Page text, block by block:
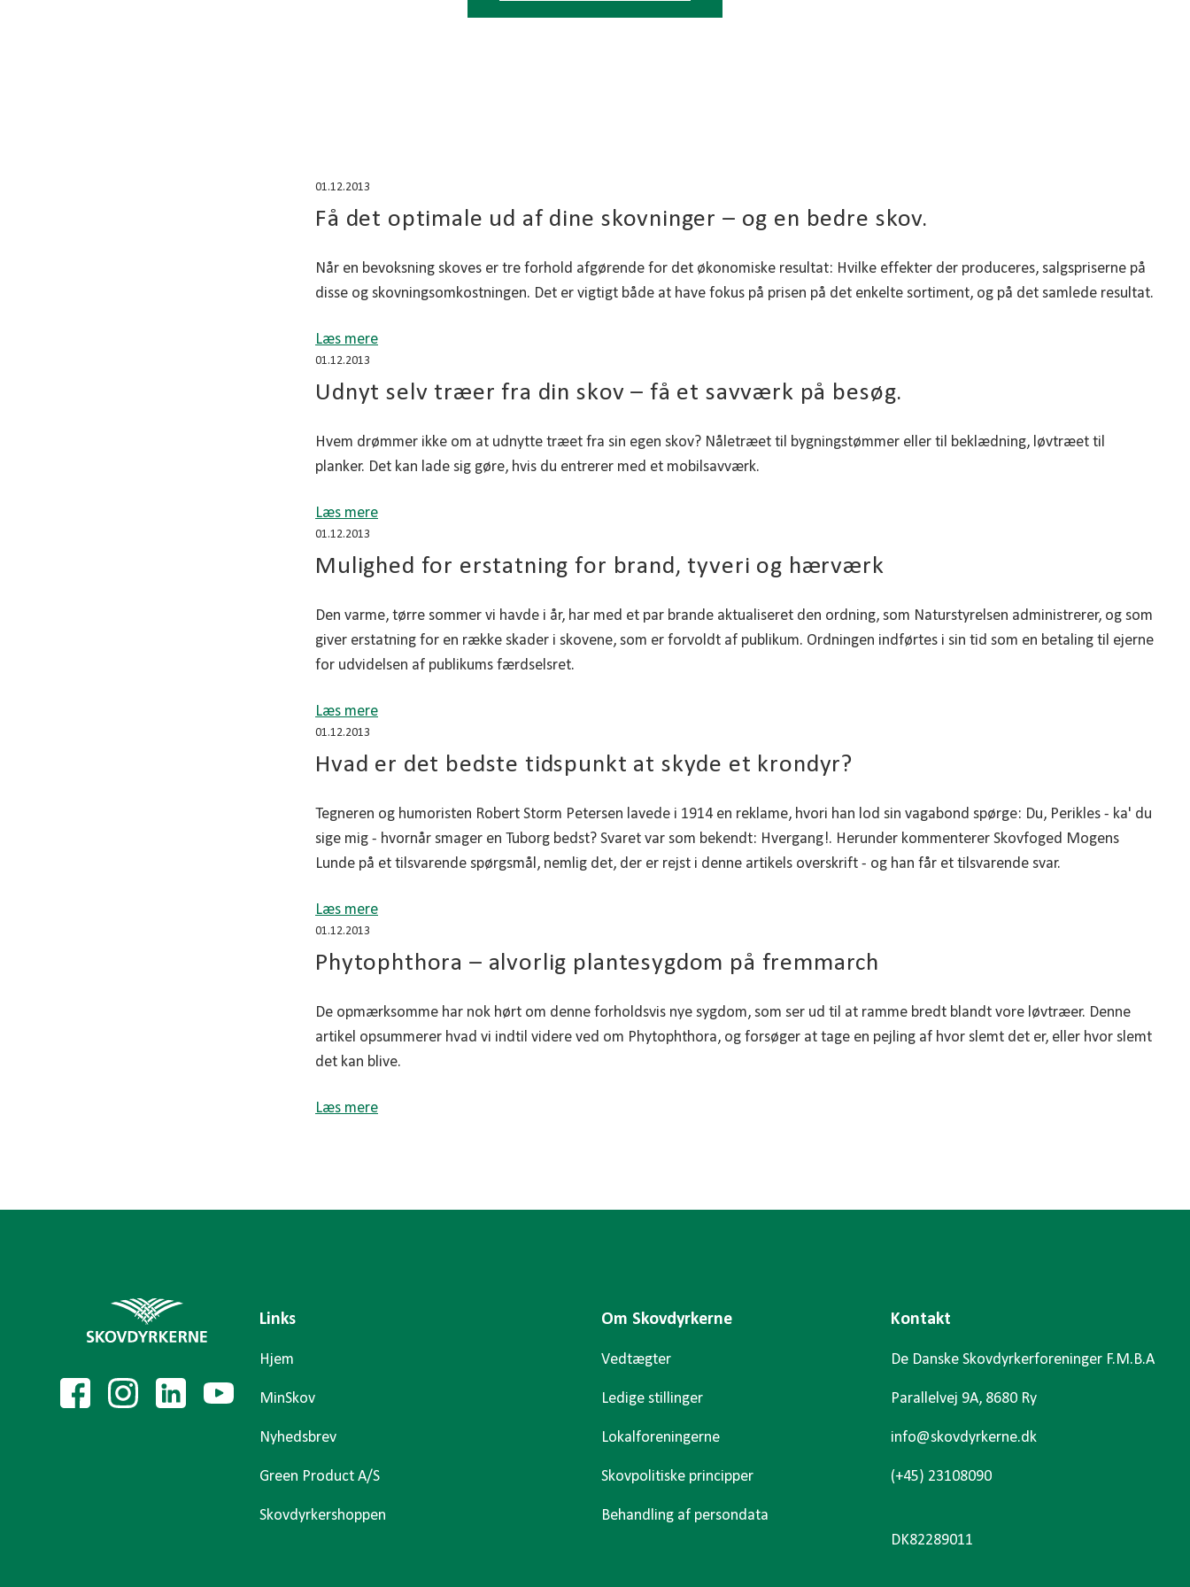
01.12.2013
Få det optimale ud af dine skovninger – og en bedre skov.
Når en bevoksning skoves er tre forhold afgørende for det økonomiske resultat: Hvilke effekter der produceres, salgspriserne på
disse og skovningsomkostningen. Det er vigtigt både at have fokus på prisen på det enkelte sortiment, og på det samlede resultat.
Læs mere
01.12.2013
Udnyt selv træer fra din skov – få et savværk på besøg.
Hvem drømmer ikke om at udnytte træet fra sin egen skov? Nåletræet til bygningstømmer eller til beklædning, løvtræet til
planker. Det kan lade sig gøre, hvis du entrerer med et mobilsavværk.
Læs mere
01.12.2013
Mulighed for erstatning for brand, tyveri og hærværk
Den varme, tørre sommer vi havde i år, har med et par brande aktualiseret den ordning, som Naturstyrelsen administrerer, og som
giver erstatning for en række skader i skovene, som er forvoldt af publikum. Ordningen indførtes i sin tid som en betaling til ejerne
for udvidelsen af publikums færdselsret.
Læs mere
01.12.2013
Hvad er det bedste tidspunkt at skyde et krondyr?
Tegneren og humoristen Robert Storm Petersen lavede i 1914 en reklame, hvori han lod sin vagabond spørge: Du, Perikles - ka' du
sige mig - hvornår smager en Tuborg bedst? Svaret var som bekendt: Hvergang!. Herunder kommenterer Skovfoged Mogens
Lunde på et tilsvarende spørgsmål, nemlig det, der er rejst i denne artikels overskrift - og han får et tilsvarende svar.
Læs mere
01.12.2013
Phytophthora – alvorlig plantesygdom på fremmarch
De opmærksomme har nok hørt om denne forholdsvis nye sygdom, som ser ud til at ramme bredt blandt vore løvtræer. Denne
artikel opsummerer hvad vi indtil videre ved om Phytophthora, og forsøger at tage en pejling af hvor slemt det er, eller hvor slemt
det kan blive.
Læs mere
Links
Hjem
MinSkov
Nyhedsbrev
Green Product A/S
Skovdyrkershoppen
Om Skovdyrkerne
Vedtægter
Ledige stillinger
Lokalforeningerne
Skovpolitiske principper
Behandling af persondata
Kontakt
De Danske Skovdyrkerforeninger F.M.B.A
Parallelvej 9A, 8680 Ry
info@skovdyrkerne.dk
(+45) 23108090
DK82289011